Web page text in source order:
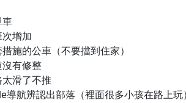
車
增加
施的公車（不要擋到住家）
沒有修整
滑了不推
導航辨認出部落（裡面很多小孩在路上玩